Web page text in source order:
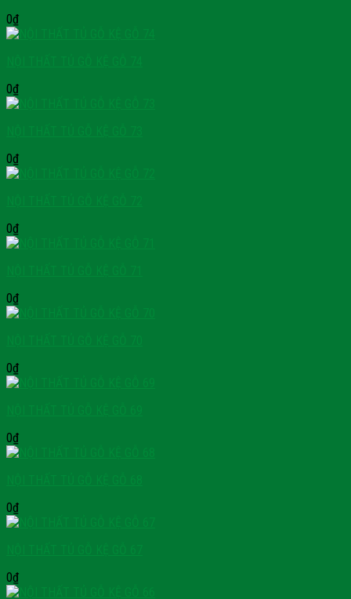
0₫
0₫
0₫
0₫
0₫
0₫
0₫
0₫
0₫